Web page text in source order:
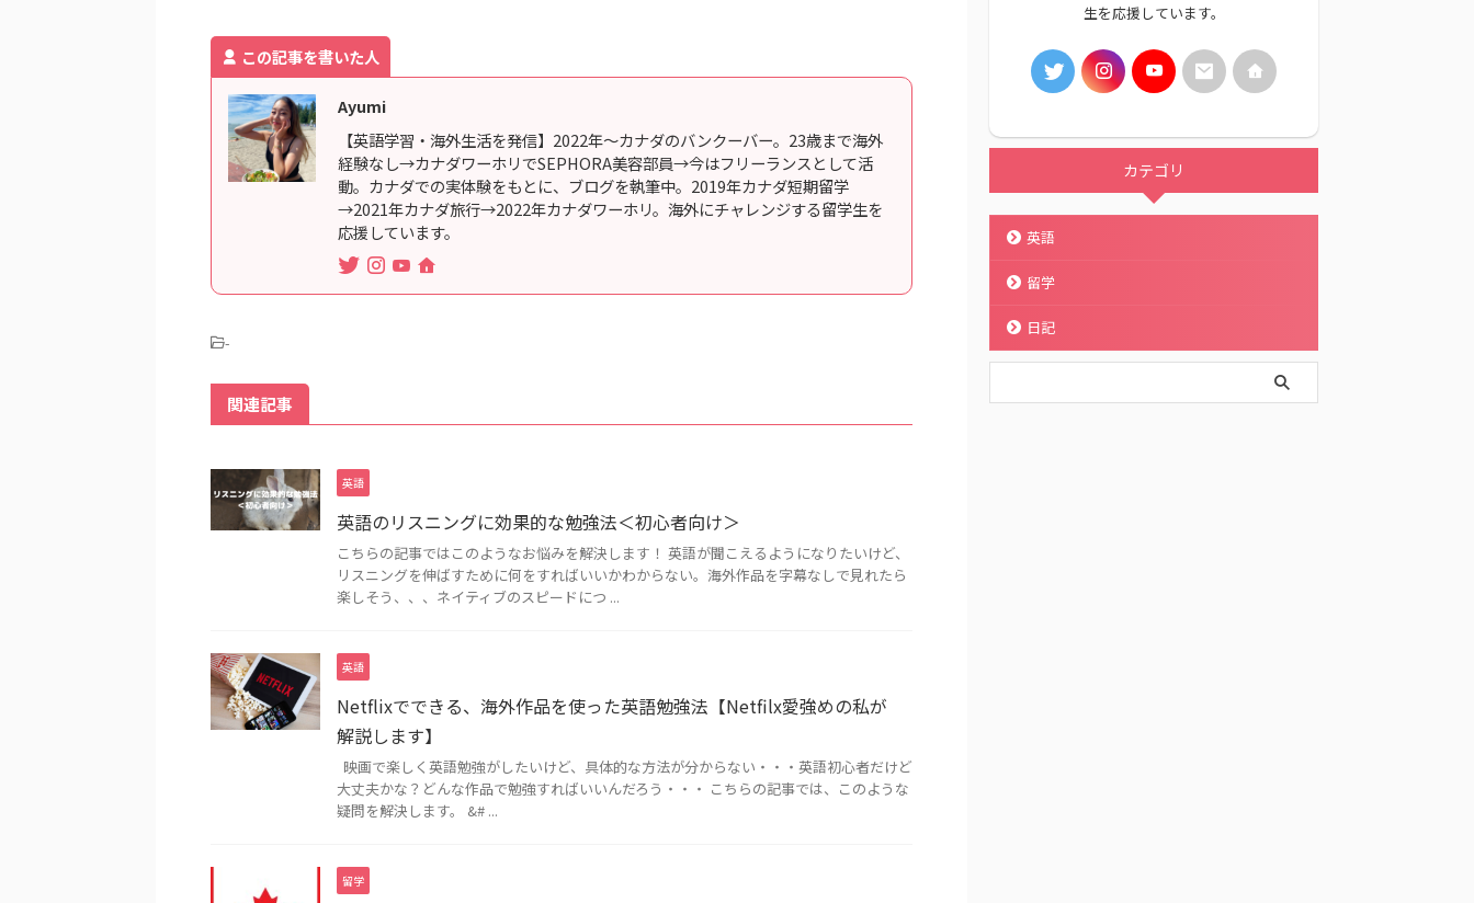
この記事を書いた人
Ayumi
【英語学習・海外生活を発信】2022年〜カナダのバンクーバー。23歳まで海外
経験なし→カナダワーホリでSEPHORA美容部員→今はフリーランスとして活
動。カナダでの実体験をもとに、ブログを執筆中。2019年カナダ短期留学
→2021年カナダ旅行→2022年カナダワーホリ。海外にチャレンジする留学生を
応援しています。
-
関連記事
英語
英語のリスニングに効果的な勉強法＜初心者向け＞
こちらの記事ではこのようなお悩みを解決します！ 英語が聞こえるようになりたいけど、
リスニングを伸ばすために何をすればいいかわからない。海外作品を字幕なしで見れたら
楽しそう、、、ネイティブのスピードにつ ...
英語
Netflixでできる、海外作品を使った英語勉強法【Netfilx愛強めの私が
解説します】
映画で楽しく英語勉強がしたいけど、具体的な方法が分からない・・・英語初心者だけど
大丈夫かな？どんな作品で勉強すればいいんだろう・・・ こちらの記事では、このような
疑問を解決します。 &# ...
留学
生を応援しています。
カテゴリ
英語
留学
日記